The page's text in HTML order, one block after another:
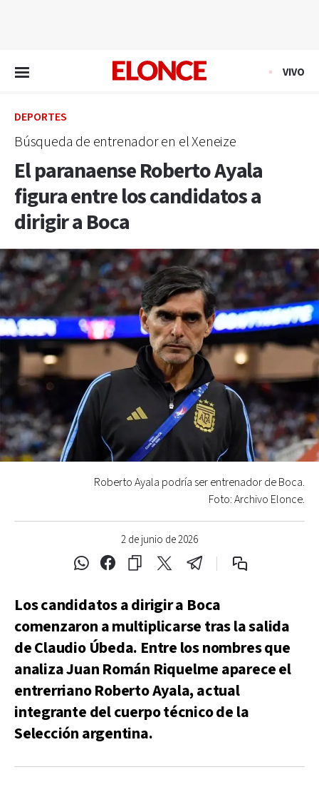
VIVO
DEPORTES
Búsqueda de entrenador en el Xeneize
El paranaense Roberto Ayala
figura entre los candidatos a
dirigir a Boca
2 de junio de 2026
Roberto Ayala podría ser entrenador de Boca.
Foto: Archivo Elonce.
Los candidatos a dirigir a Boca
comenzaron a multiplicarse tras la salida
de Claudio Úbeda. Entre los nombres que
analiza Juan Román Riquelme aparece el
entrerriano Roberto Ayala, actual
integrante del cuerpo técnico de la
Selección argentina.